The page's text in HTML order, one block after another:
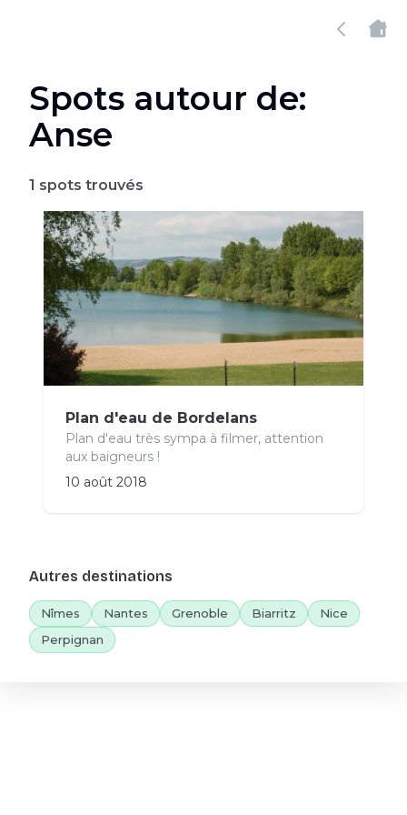
Spots autour de:
Anse
1 spots trouvés
Plan d'eau de Bordelans
Plan d'eau très sympa à filmer, attention
aux baigneurs !
10 août 2018
Autres destinations
Nîmes Nantes Grenoble Biarritz
Nice
Perpignan